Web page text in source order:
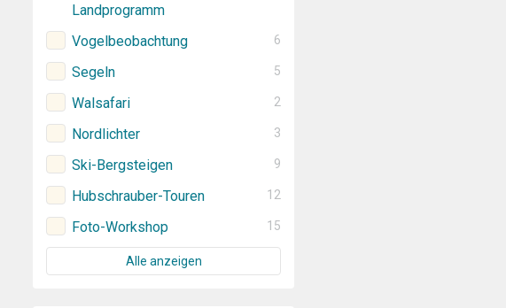
Landprogramm
Vogelbeobachtung 6
Segeln 5
Walsafari 2
Nordlichter 3
Ski-Bergsteigen 9
Hubschrauber-Touren 12
Foto-Workshop 15
Alle anzeigen